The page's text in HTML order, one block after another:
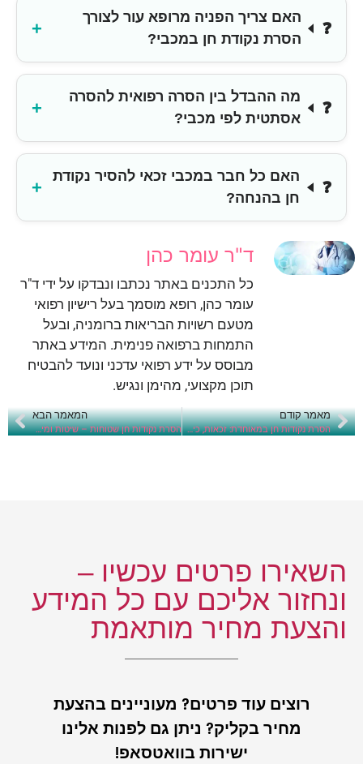
האם צריך הפניה מרופא עור לצורך
הסרת נקודת חן במכבי?
מה ההבדל בין הסרה רפואית להסרה
אסתטית לפי מכבי?
האם כל חבר במכבי זכאי להסיר נקודת
חן בהנחה?
ד"ר עומר כהן
כל התכנים באתר נכתבו ונבדקו על ידי ד"ר
עומר כהן, רופא מוסמך בעל רישיון רפואי
מטעם רשויות הבריאות ברומניה, ובעל
התמחות ברפואה פנימית. המידע באתר
מבוסס על ידע רפואי עדכני ונועד להבטיח
תוכן מקצועי, מהימן ונגיש.
מאמר קודם
הסרת נקודות חן במאוחדת: זכאות, כיסוי, עלויות והתהליך למבוטחים
המאמר הבא
הסרת נקודות חן שטוחות – שיטות ומידע חיוני
השאירו פרטים עכשיו –
ונחזור אליכם עם כל המידע
והצעת מחיר מותאמת
רוצים עוד פרטים? מעוניינים בהצעת
מחיר בקליק? ניתן גם לפנות אלינו
ישירות בוואטסאפ!